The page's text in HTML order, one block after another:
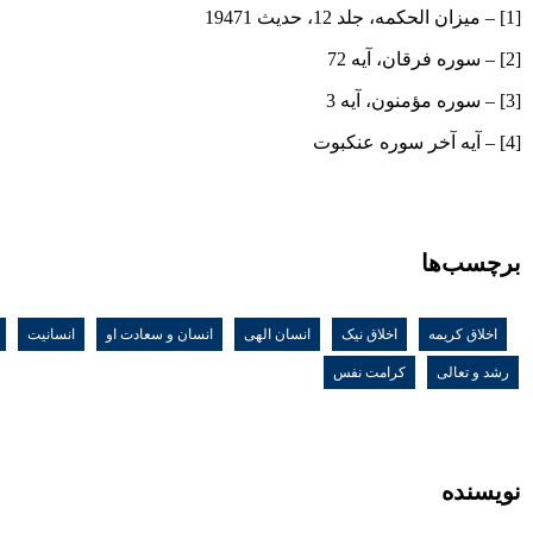
[1] – میزان الحکمه، جلد 12، حدیث 19471
[2] – سوره فرقان، آیه 72
[3] – سوره مؤمنون، آیه 3
[4] – آیه آخر سوره عنکبوت
برچسب‌ها
اخلاق کریمه اخلاق نیک انسان الهی انسان و سعادت او انسانیت
رشد و تعالی کرامت نفس
نویسنده